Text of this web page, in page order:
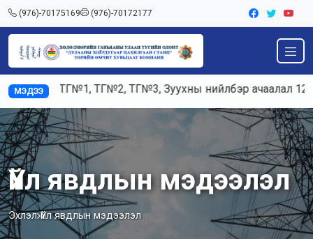
(976)-70175169 (976)-70172177
МЭДЭЭ
ТГ№1, ТГ№2, ТГ№3, Зуухны нийлбэр ачаалал 120-125тн/
Үйл явдлын мэдээлэл
Эхлэл Үйл явдлын мэдээлэл